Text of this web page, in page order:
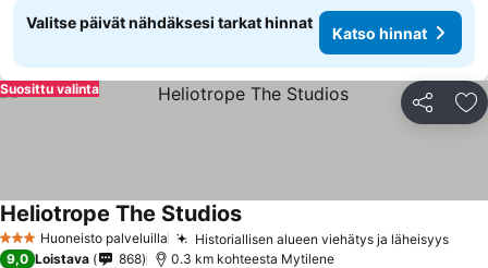
Valitse päivät nähdäksesi tarkat hinnat
Katso hinnat
Jaa
Suosittu valinta
3 Tähtiluokitus
Huoneisto palveluilla Historiallisen alueen viehätys ja läheisyys
Heliotrope The StudiosKatso hinnat
9,0 Loistava 868 0.3 km kohteesta Mytilene